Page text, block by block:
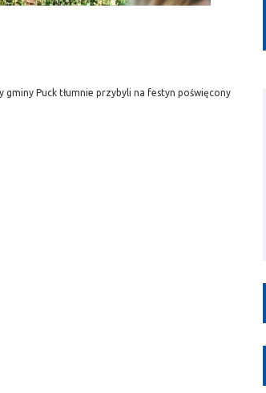
Puck tłumnie przybyli na festyn poświęcony